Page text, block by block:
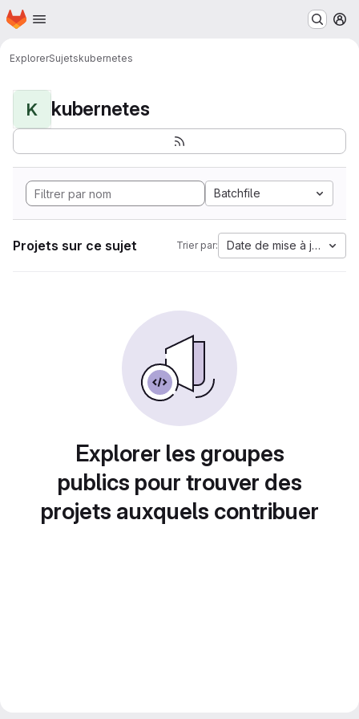
Passer au contenu principal
Page d'accueil
ExplorerSujetskubernetes
K kubernetes
Batchfile
Projets sur ce sujet Trier par: Date de mise à jour
Explorer les groupes
publics pour trouver des
projets auxquels contribuer